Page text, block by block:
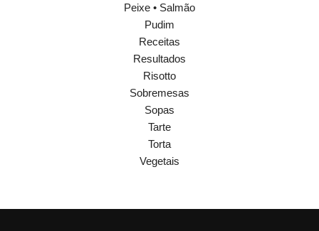
Peixe • Salmão
Pudim
Receitas
Resultados
Risotto
Sobremesas
Sopas
Tarte
Torta
Vegetais